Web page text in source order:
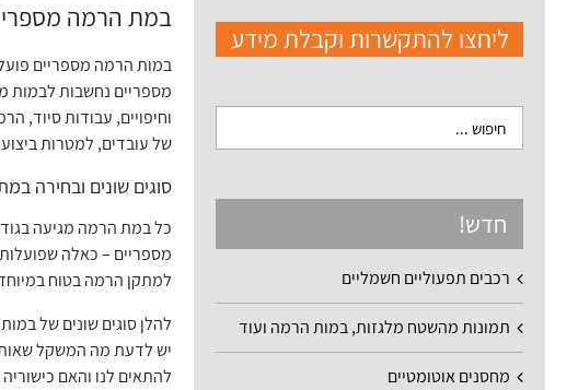
במת הרמה
מספריים נחשבות לבמות
וחיפויים, עבודות סיוד,
של עובדים, למטרות
סוגים שונים ובחירה
מספריים – כאלה
למתקן הרמה בטוח
להלן סוגים שונים של
יש לדעת מה המשקל
להתאים לנו והאם
ליחצו להתקשרות וקבלת מידע
חדש!
רכבים תפעוליים חשמליים
תמונות מהשטח מלגזות, במות הרמה ועוד
מחסנים אוטומטיים